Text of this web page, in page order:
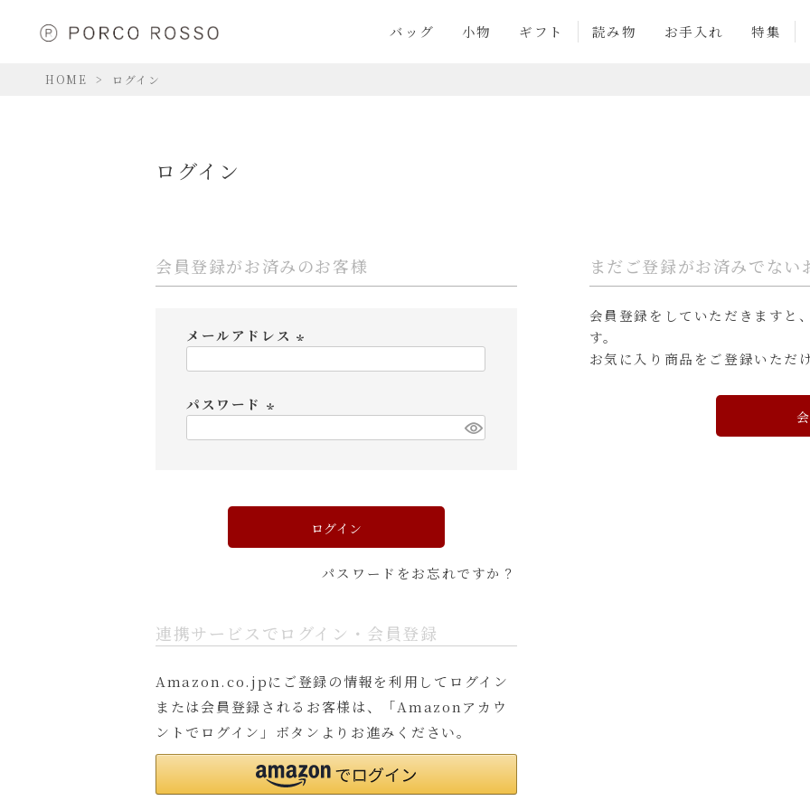
バッグ 小物 ギフト 読み物 お手入れ 特集
HOME ログイン
ログイン
会員登録がお済みのお客様
メールアドレス
パスワード
ログイン
パスワードをお忘れですか？
連携サービスでログイン・会員登録
Amazon.co.jpにご登録の情報を利用してログイン
または会員登録されるお客様は、「Amazonアカウ
ントでログイン」ボタンよりお進みください。
まだご登録がお済みでない
会員登録をしていただきますと
す。
お気に入り商品をご登録いただ